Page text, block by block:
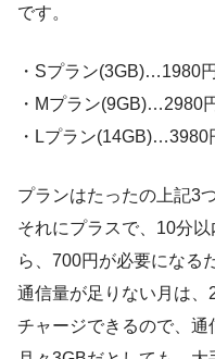
です。
・Sプラン(3GB)…1980円
・Mプラン(9GB)…2980
・Lプラン(14GB)…3980
プランはたったの上記3つ
それにプラスで、10分
ら、700円が必要になる
通信量が足りない月は
チャージできるので、通